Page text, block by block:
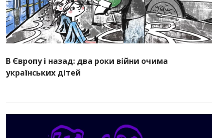
В Європу і назад: два роки війни очима
українських дітей